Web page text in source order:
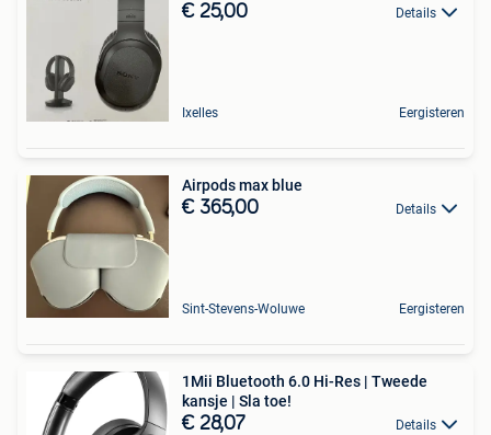
€ 25,00 Details
Ixelles Eergisteren
Airpods max blue
€ 365,00 Details
Sint-Stevens-Woluwe Eergisteren
1Mii Bluetooth 6.0 Hi-Res | Tweede
kansje | Sla toe!
€ 28,07 Details